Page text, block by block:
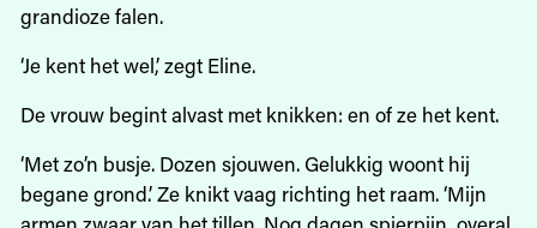
grandioze falen.
‘Je kent het wel,’ zegt Eline.
De vrouw begint alvast met knikken: en of ze het kent.
‘Met zo’n busje. Dozen sjouwen. Gelukkig woont hij
begane grond.’ Ze knikt vaag richting het raam. ‘Mijn